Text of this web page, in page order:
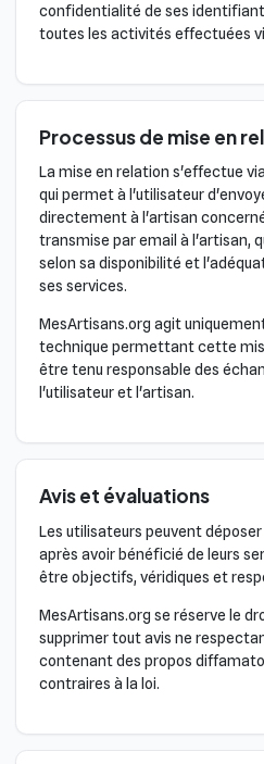
confidentialité de ses
toutes les activités effectuées
Processus de mise en
La mise en relation s'effectue
qui permet à l'utilisateur
directement à l'artisan
transmise par email à l'artisan,
selon sa disponibilité et
ses services.
MesArtisans.org agit
technique permettant cette
être tenu responsable des
l'utilisateur et l'artisan.
Avis et évaluations
Les utilisateurs peuvent
après avoir bénéficié de leurs
être objectifs, véridiques et
MesArtisans.org se réserve le
supprimer tout avis ne
contenant des propos
contraires à la loi.